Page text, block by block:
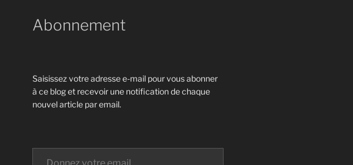
Abonnement
Saisissez votre adresse e-mail pour vous abonner
à ce blog et recevoir une notification de chaque
nouvel article par email.
Donnez votre email…